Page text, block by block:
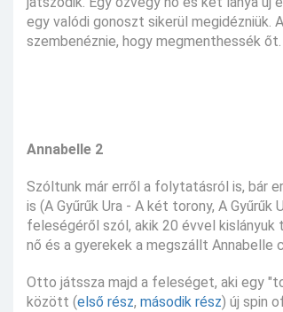
egy valódi gonoszt sikerül megidézniük.
szembenéznie, hogy megmenthessék őt.
Annabelle 2
Szóltunk már erről a folytatásról is, bár
is (A Gyűrűk Ura - A két torony, A
feleségéről szól, akik 20 évvel kislányuk
nő és a gyerekek a megszállt Annabelle
Otto játssza majd a feleséget, aki egy
között (első rész, második rész) új spin